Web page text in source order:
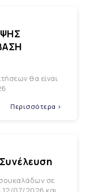
θα είναι
Περισσότερα >
σε